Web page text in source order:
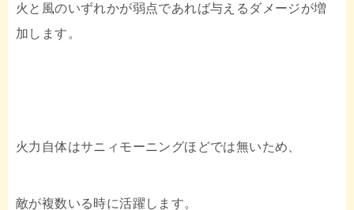
火と風のいずれかが弱点であれば与えるダメージが増
加します。
火力自体はサニィモーニングほどでは無いため、
敵が複数いる時に活躍します。